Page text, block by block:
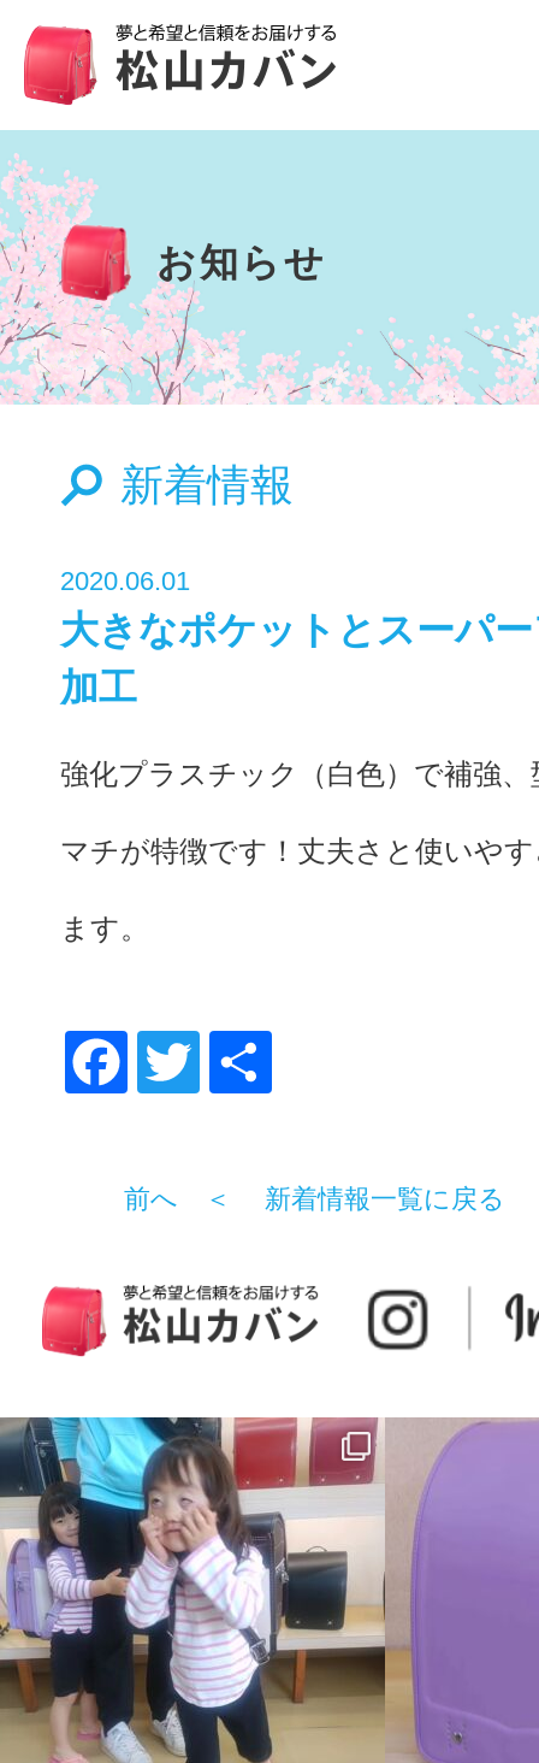
お知らせ
新着情報
2020.06.01
大きなポケットとスーパ
加工
強化プラスチック（白色）で補強
マチが特徴です！丈夫さと使いや
ます。
Fa
ook
Twi
前へ ＜ 新着情報一覧に戻る